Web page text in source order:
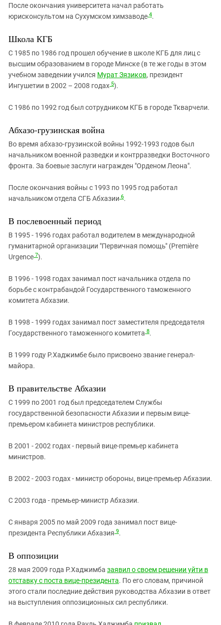
После окончания университета начал работать
юрисконсультом на Сухумском химзаводе 4.
Школа КГБ
С 1985 по 1986 год прошел обучение в школе КГБ для лиц с
высшим образованием в городе Минске (в те же годы в этом
учебном заведении учился Мурат Зязиков, президент
Ингушетии в 2002 – 2008 годах 5).
С 1986 по 1992 год был сотрудником КГБ в городе Ткварчели.
Абхазо-грузинская война
Во время абхазо-грузинской войны 1992-1993 годов был
начальником военной разведки и контрразведки Восточного
фронта. За боевые заслуги награжден "Орденом Леона".
После окончания войны с 1993 по 1995 год работал
начальником отдела СГБ Абхазии 6.
В послевоенный период
В 1995 - 1996 годах работал водителем в международной
гуманитарной организации "Первичная помощь" (Première
Urgence 7).
В 1996 - 1998 годах занимал пост начальника отдела по
борьбе с контрабандой Государственного таможенного
комитета Абхазии.
В 1998 - 1999 годах занимал пост заместителя председателя
Государственного таможенного комитета 8.
В 1999 году Р.Хаджимбе было присвоено звание генерал-
майора.
В правительстве Абхазии
С 1999 по 2001 год был председателем Службы
государственной безопасности Абхазии и первым вице-
премьером кабинета министров республики.
В 2001 - 2002 годах - первый вице-премьер кабинета
министров.
В 2002 - 2003 годах - министр обороны, вице-премьер Абхазии.
С 2003 года - премьер-министр Абхазии.
С января 2005 по май 2009 года занимал пост вице-
президента Республики Абхазия 9.
В оппозиции
28 мая 2009 года Р.Хаджимба заявил о своем решении уйти в
отставку с поста вице-президента. По его словам, причиной
этого стали последние действия руководства Абхазии в ответ
на выступления оппозиционных сил республики.